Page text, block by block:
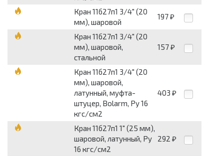
Кран 11б27п1 3/4" (20
мм), шаровой
197 ₽
Кран 11б27п1 3/4" (20
мм), шаровой,
стальной
157 ₽
Кран 11б27п1 3/4" (20
мм), шаровой,
латунный, муфта-
штуцер, Bolarm, Py 16
кгс/см2
403 ₽
Кран 11б27п1 1" (25 мм),
шаровой, латунный, Py
16 кгс/см2
292 ₽